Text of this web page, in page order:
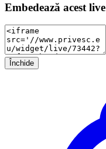
Embedează acest
Închide